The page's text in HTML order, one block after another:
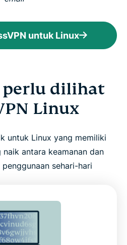
untuk Linux
perlu dilihat
Linux
untuk Linux yang memiliki
antara keamanan dan
sehari-hari